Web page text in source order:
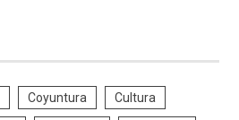
Coyuntura Cultura